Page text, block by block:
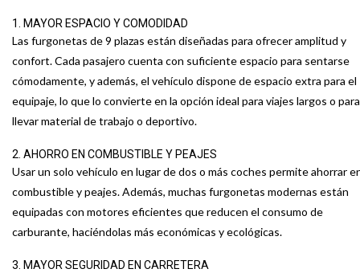
1. MAYOR ESPACIO Y COMODIDAD
Las furgonetas de 9 plazas están diseñadas para ofrecer amplitud y
confort. Cada pasajero cuenta con suficiente espacio para sentarse
cómodamente, y además, el vehículo dispone de espacio extra para el
equipaje, lo que lo convierte en la opción ideal para viajes largos o para
llevar material de trabajo o deportivo.
2. AHORRO EN COMBUSTIBLE Y PEAJES
Usar un solo vehículo en lugar de dos o más coches permite ahorrar
combustible y peajes. Además, muchas furgonetas modernas están
equipadas con motores eficientes que reducen el consumo de
carburante, haciéndolas más económicas y ecológicas.
3. MAYOR SEGURIDAD EN CARRETERA